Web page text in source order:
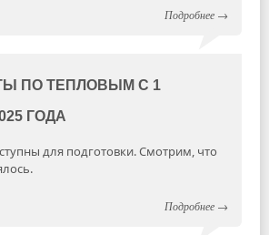
Подробнее →
ПО ТЕПЛОВЫМ С 1
ГОДА
для подготовки. Смотрим, что
Подробнее →